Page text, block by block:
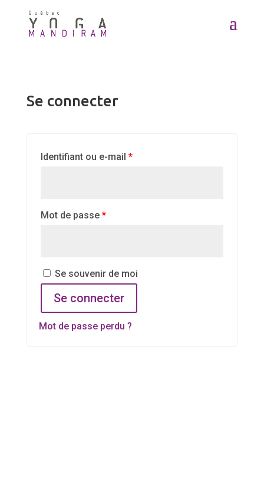
Se connecter
Identifiant ou e-mail *
Mot de passe *
Se souvenir de moi
Se connecter
Mot de passe perdu ?